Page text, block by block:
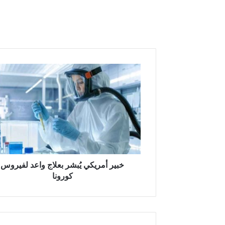
خ
ب
ي
أ
م
ر
ي
ك
ش
خبير أمريكي يُبشر بعلاج واعد لفيروس
كورونا